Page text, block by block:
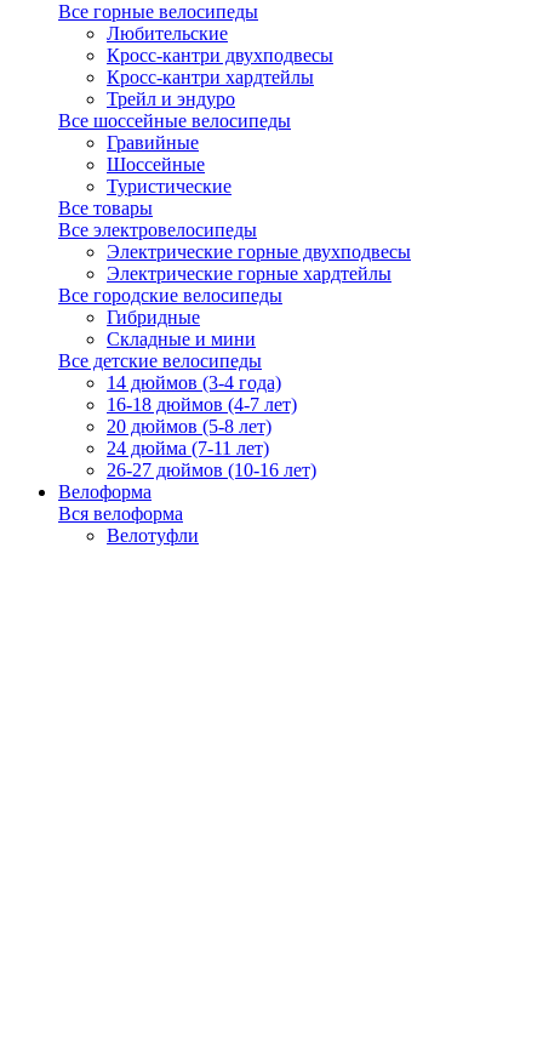
Все горные велосипеды
Любительские
Кросс-кантри двухподвесы
Кросс-кантри хардтейлы
Трейл и эндуро
Все шоссейные велосипеды
Гравийные
Шоссейные
Туристические
Все товары
Все электровелосипеды
Электрические горные двухподвесы
Электрические горные хардтейлы
Все городские велосипеды
Гибридные
Складные и мини
Все детские велосипеды
14 дюймов (3-4 года)
16-18 дюймов (4-7 лет)
20 дюймов (5-8 лет)
24 дюйма (7-11 лет)
26-27 дюймов (10-16 лет)
Велоформа
Вся велоформа
Велотуфли